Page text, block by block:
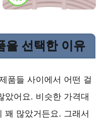
을 선택한 이유
품들 사이에서 어떤 걸
았어요. 비슷한 가격대
꽤 많았거든요. 그래서